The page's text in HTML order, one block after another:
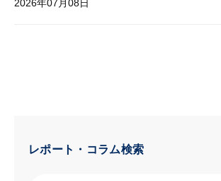
2026年07月08日
レポート・コラム検索